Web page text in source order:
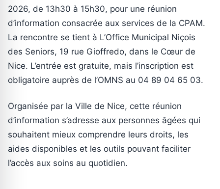
2026, de 13h30 à 15h30, pour une réunion
d’information consacrée aux services de la CPAM.
La rencontre se tient à L’Office Municipal Niçois
des Seniors, 19 rue Gioffredo, dans le Cœur de
Nice. L’entrée est gratuite, mais l’inscription est
obligatoire auprès de l’OMNS au 04 89 04 65 03.
Organisée par la Ville de Nice, cette réunion
d’information s’adresse aux personnes âgées qui
souhaitent mieux comprendre leurs droits, les
aides disponibles et les outils pouvant faciliter
l’accès aux soins au quotidien.